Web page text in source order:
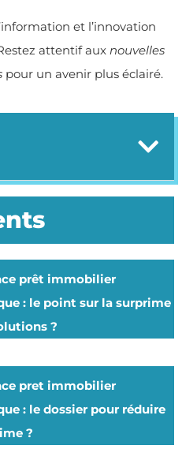
et l’innovation
attentif aux nouvelles
pour un avenir plus éclairé.
prêt immobilier
: le point sur la surprime
?
pret immobilier
: le dossier pour réduire
?